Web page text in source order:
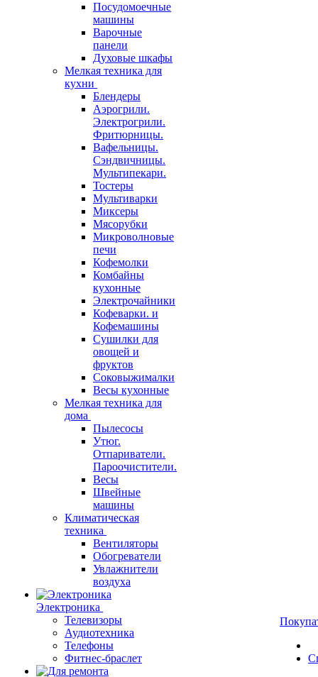
Посудомоечные
машины
Варочные
панели
Духовые шкафы
Мелкая техника для
кухни
Блендеры
Аэрогрили.
Электрогрили.
Фритюрницы.
Вафельницы.
Сэндвичницы.
Мультипекари.
Тостеры
Мультиварки
Миксеры
Мясорубки
Микроволновые
печи
Кофемолки
Комбайны
кухонные
Электрочайники
Кофеварки. и
Кофемашины
Сушилки для
овощей и
фруктов
Соковыжималки
Весы кухонные
Мелкая техника для
дома
Пылесосы
Утюг.
Отпариватели.
Пароочистители.
Весы
Швейные
машины
Климатическая
техника
Вентиляторы
Обогреватели
Увлажнители
воздуха
Электроника
Телевизоры
Аудиотехника
Телефоны
Фитнес-браслет